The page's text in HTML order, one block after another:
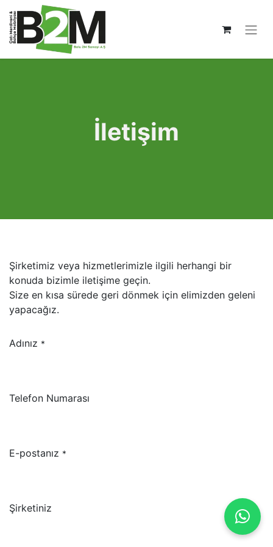
İletişim
Şirketimiz veya hizmetlerimizle ilgili herhangi bir
konuda bizimle iletişime geçin.
Size en kısa sürede geri dönmek için elimizden geleni
yapacağız.
Adınız *
Telefon Numarası
E-postanız *
Şirketiniz